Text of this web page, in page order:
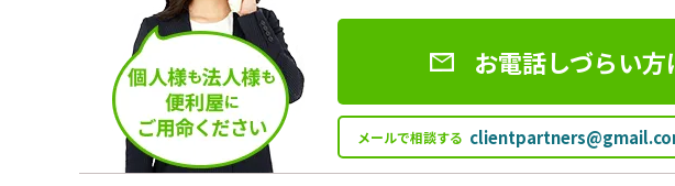
お電話しづらい
メールで相談する